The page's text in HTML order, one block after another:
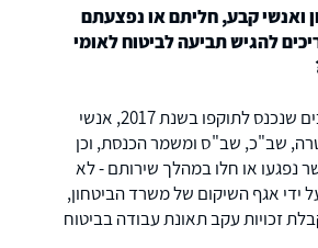
תלמידים, תביעות פוליסה
ואנשי קבע, חליתם או נפצעתם
להגיש תביעה לביטוח לאומי
על פי תיקון בחוק הנכים שנכנס לתוקפו בשנת 2017, אנשי
שב"כ, שב"ס ומשמר הכנסת, וכן
נפגעו או חלו במהלך שירותם - לא
ידי אגף השיקום של משרד הביטחון,
זכויות עקב תאונת עבודה בביטוח